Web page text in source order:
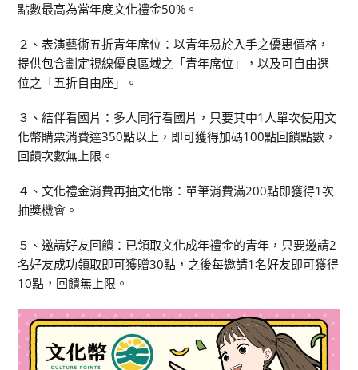
點數最高為當年度文化禮金50%。
２、表演藝術五折青年席位：以青年易於入手之優惠價格，
提供包含劃定視線優良區域之「青年席位」，以及可自由選
位之「五折自由座」。
３、結伴看國片：多人同行看國片，只要其中1人單次使用文
化幣購票消費達350點以上，即可獲得加碼100點回饋點數，
回饋次數無上限。
４、文化禮金消費再抽文化幣：單筆消費滿200點即獲得1次
抽獎機會。
５、邀請好友回饋：已領取文化成年禮金的青年，只要邀請2
名好友成功領取即可獲贈30點，之後每邀請1名好友即可獲得
10點，回饋無上限。